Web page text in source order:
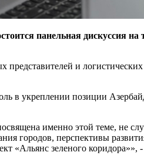
панельная дискуссия на
и
в укреплении позиции
именно этой теме, не
городов, перспективы
«Альянс зеленого коридора»»,